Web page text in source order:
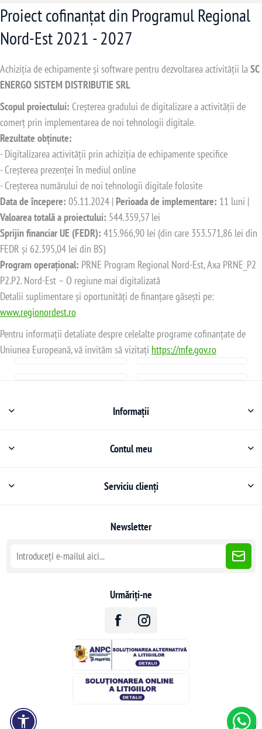
Proiect cofinanțat din Programul Regional
Nord-Est 2021 - 2027
Achiziția de echipamente și software pentru dezvoltarea activității laSC
ENERGO SISTEM DISTRIBUTIE SRL
Scopul proiectului: Creșterea gradului de digitalizare a activității de
comerț prin implementarea de noi tehnologii digitale.
Rezultate obținute:
- Digitalizarea activității prin achiziția de echipamente specifice
- Creșterea prezenței în mediul online
- Creșterea numărului de noi tehnologii digitale folosite
Data de începere: 05.11.2024 | Perioada de implementare: 11 luni |
Valoarea totală a proiectului: 544.359,57 lei
Sprijin financiar UE (FEDR): 415.966,90 lei (din care 353.571,86 lei din
FEDR și 62.395,04 lei din BS)
Program operațional: PRNE Program Regional Nord-Est, Axa PRNE_P2
P2.P2. Nord-Est – O regiune mai digitalizată
Detalii suplimentare și oportunități de finanțare găsești pe:
www.regionordest.ro
Pentru informații detaliate despre celelalte programe cofinanțate de
Uniunea Europeană, vă invităm să vizitați https://mfe.gov.ro
Informații
Contul meu
Serviciu clienți
Newsletter
Urmăriți-ne